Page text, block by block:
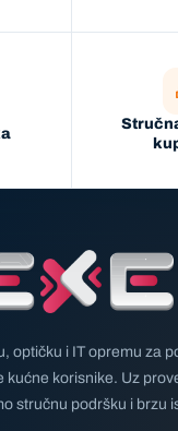
optičku i IT opremu za
kućne korisnike. Uz
stručnu podršku i brzu